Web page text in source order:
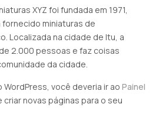
XYZ foi fundada em 1971,
miniaturas de
Localizada na cidade de Itu, a
2.000 pessoas e faz coisas
da cidade.
WordPress, você deveria ir ao Painel
novas páginas para o seu